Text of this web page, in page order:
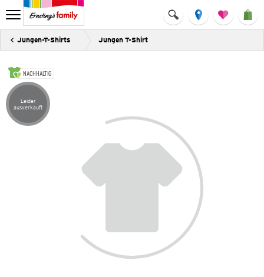
Jungen-T-Shirts Jungen T-Shirt
NACHHALTIG
Artikel leider ausverkauft
Leider
ausverkauft